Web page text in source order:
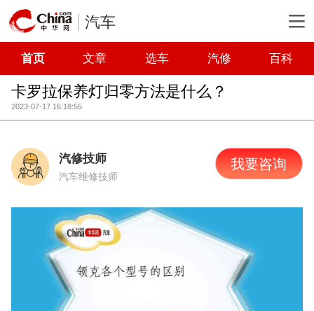
汽车
首页 文章 选车 汽修 百科
卡罗拉保养灯归零方法是什么？
2023-07-17 16:18:55
汽修技师
汽车维修技师
我要咨询